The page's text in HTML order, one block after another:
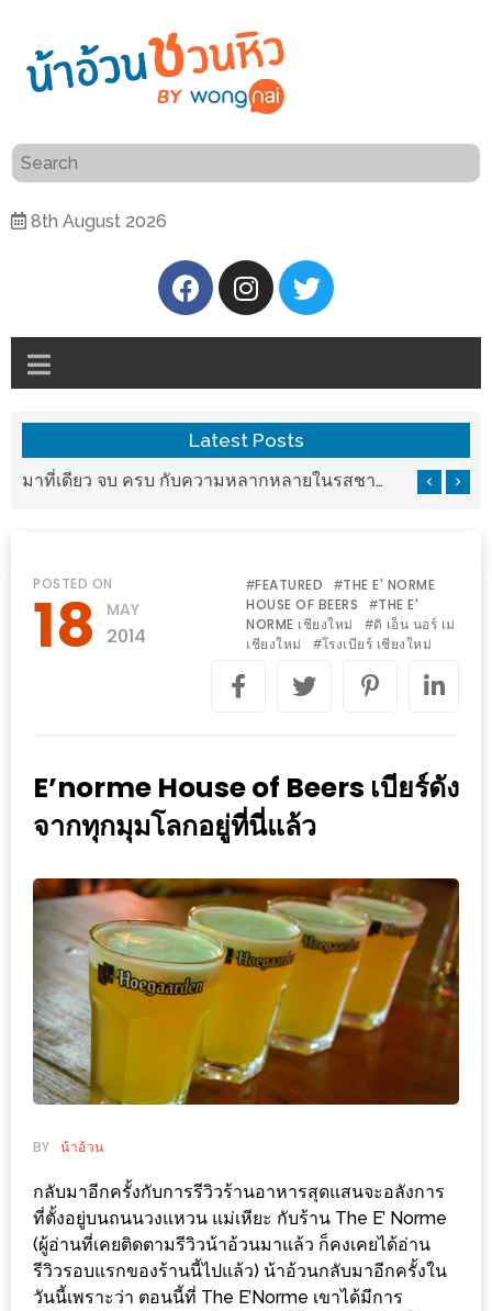
8th August 2026
แนะนำ
อ้วน
ความ
เป็น
ศิริ
ปัน
นาฯ
เชียงใหม่
เล่น
กัน
ก็ได้
…
งาน
เดียว
ที่
ครบ
ครั้ง
ชิม
MARKET
FESTIVAL
10
ร้าน
Latest Posts
แวะมาชิลยามเย็น กับจุดเช็คอินชมวิวดอยสุเทพสุดฟิน เครื่องดื่มและอาหารครบครันที่ Pool House
POSTED ON
18 MAY
2014
#FEATURED #THE E' NORME
HOUSE OF BEERS
#THE E'
NORME เชียงใหม่
#ดิ เอ็น นอร์ เม่
เชียงใหม่
#โรงเบียร์ เชียงใหม่
E’norme House of Beers เบียร์ดัง
จากทุกมุมโลกอยู่ที่นี่แล้ว
BY น้าอ้วน
กลับมาอีกครั้งกับการรีวิวร้านอาหารสุดแสนจะอลังการ
ที่ตั้งอยู่บนถนนวงแหวน แม่เหียะ กับร้าน The E’ Norme
(ผู้อ่านที่เคยติดตามรีวิวน้าอ้วนมาแล้ว ก็คงเคยได้อ่าน
รีวิวรอบแรกของร้านนี้ไปแล้ว) น้าอ้วนกลับมาอีกครั้งใน
วันนี้เพราะว่า ตอนนี้ที่ The E’Norme เขาได้มีการ